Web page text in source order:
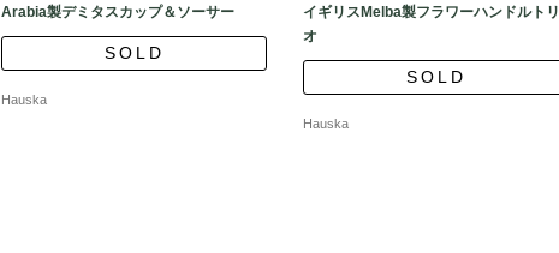
Arabia製デミタスカップ＆ソーサー
SOLD
Hauska
イギリスMelba製フラワーハンドルトリ
オ
SOLD
Hauska